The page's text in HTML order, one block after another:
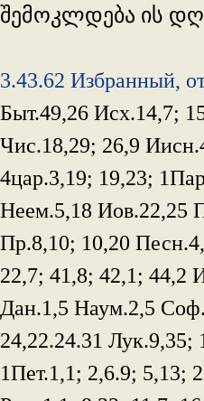
შემოკლდება ის
3.43.62 Избранный,
Быт.49,26 Исх.14,7;
Чис.18,29; 26,9
4цар.3,19; 19,23;
Неем.5,18 Иов.22,25
Пр.8,10; 10,20
22,7; 41,8; 42,1; 44,2
Дан.1,5 Наум.2,5
24,22.24.31 Лук.9,35;
1Пет.1,1; 2,6.9; 5,13;